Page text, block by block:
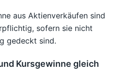
aus Aktienverkäufen sind
sofern sie nicht
gedeckt sind.
Kursgewinne gleich